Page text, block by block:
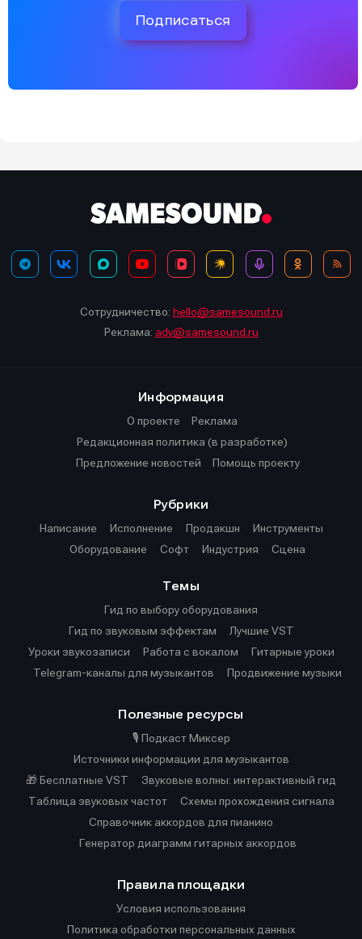
Подписаться
Сотрудничество: hello@samesound.ru
Реклама: adv@samesound.ru
Информация
О проекте
Реклама
Редакционная политика (в разработке)
Предложение новостей
Помощь проекту
Рубрики
Написание
Исполнение Продакшн
Инструменты
Оборудование
Софт Индустрия Сцена
Темы
Гид по выбору оборудования
Гид по звуковым эффектам
Лучшие VST
Уроки звукозаписи
Работа с вокалом
Гитарные уроки
Telegram-каналы для музыкантов
Продвижение музыки
Полезные ресурсы
🎙️ Подкаст Миксер
Источники информации для музыкантов
🎁 Бесплатные VST
Звуковые волны: интерактивный гид
Таблица звуковых частот
Cхемы прохождения сигнала
Справочник аккордов для пианино
Генератор диаграмм гитарных аккордов
Правила площадки
Условия использования
Политика обработки персональных данных